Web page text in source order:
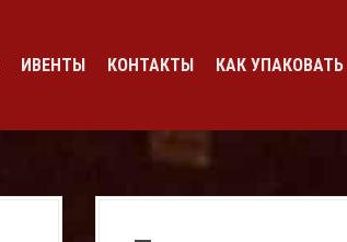
ИВЕНТЫ КОНТАКТЫ КАК УПАКОВАТЬ